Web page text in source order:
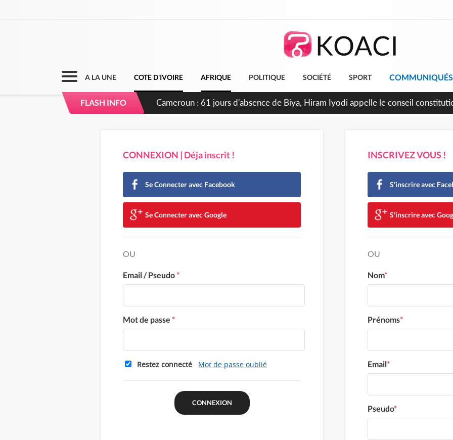
A LA UNE COTE D'IVOIRE AFRIQUE POLITIQUE SOCIÉTÉ SPORT COMMUNIQUÉS
FLASH INFO
Cameroun : 61 jours d'absence de Biya, Hiram Iyodi appelle le conseil
CONNEXION | Déja inscrit !
Se Connecter avec Facebook
Se Connecter avec Google
OU
Email / Pseudo*
Mot de passe *
Restez connecté Mot de passe oublié
INSCRIVEZ VOUS !
S'inscrire avec
S'inscrire avec
OU
Nom*
Prénoms*
Email*
Pseudo*